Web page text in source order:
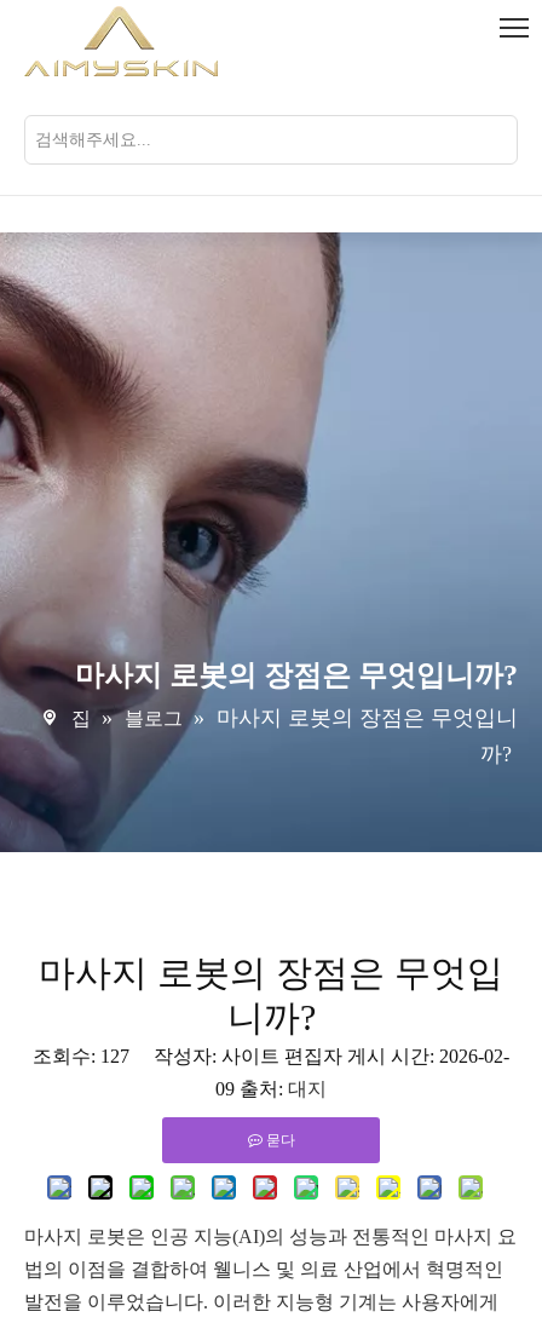
마사지 로봇의 장점은 무엇입니까?
집 » 블로그 » 마사지 로봇의 장점은 무엇입니
까?
마사지 로봇의 장점은 무엇입
니까?
조회수: 127 작성자: 사이트 편집자 게시 시간: 2026-02-
09 출처: 대지
묻다
마사지 로봇은 인공 지능(AI)의 성능과 전통적인 마사지 요
법의 이점을 결합하여 웰니스 및 의료 산업에서 혁명적인
발전을 이루었습니다. 이러한 지능형 기계는 사용자에게